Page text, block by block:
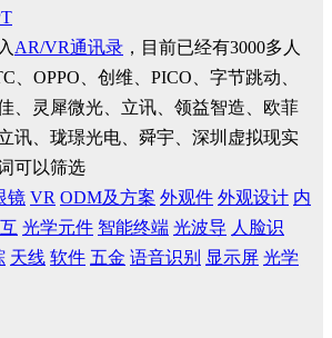
AR/VR通讯录 ，目前已经有3000多人
、OPPO、创维、PICO、字节跳动、
、灵犀微光、立讯、领益智造、欧菲
讯、珑璟光电、舜宇、深圳虚拟现实
可以筛选
镜 VR ODM及方案 外观件 外观设计 内
光学元件 智能终端 光波导 人脸识
天线 软件 五金 语音识别 显示屏 光学